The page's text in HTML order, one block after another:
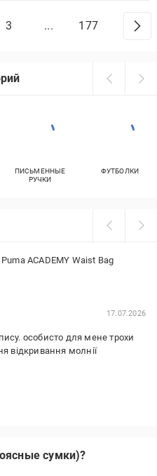
3 ... 177
ПИСЬМЕННЫЕ
РУЧКИ
ФУТБОЛКИ
ACADEMY Waist Bag
17.07.2026
особисто для мене трохи
відкривання молнії
сумки)?